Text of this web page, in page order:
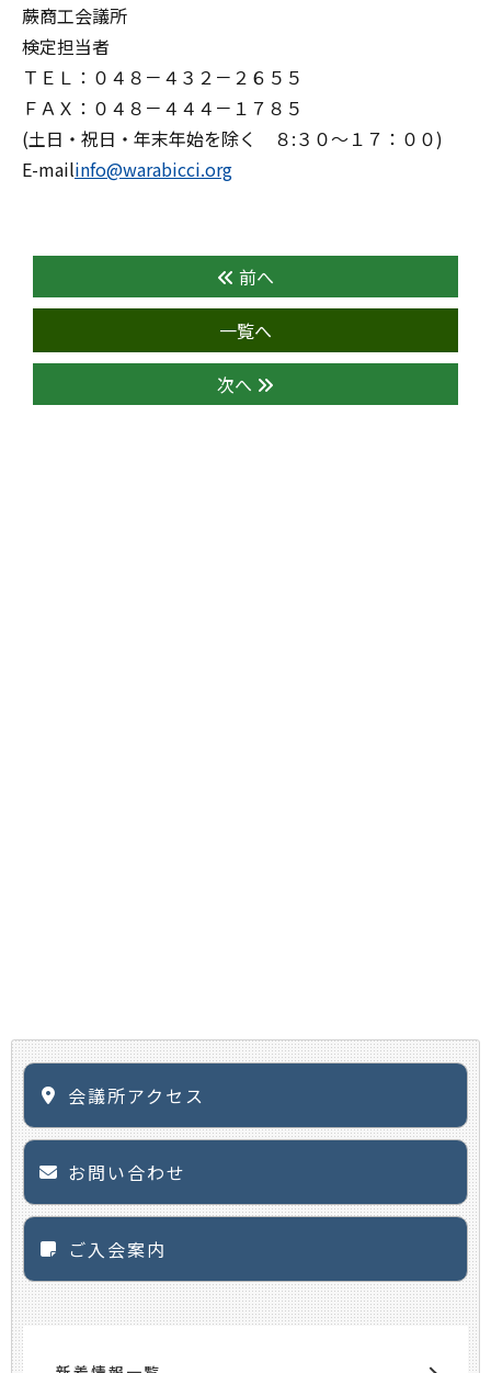
会議所アクセス
お問い合わせ
ご入会案内
蕨商工会議所
検定担当者
ＴＥＬ：０４８－４３２－２６５５
ＦＡＸ：０４８－４４４－１７８５
(土日・祝日・年末年始を除く ８:３０～１７：００)
E-mailinfo@warabicci.org
前へ
一覧へ
次へ